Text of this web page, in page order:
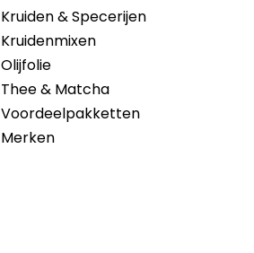
Kruiden & Specerijen
Kruidenmixen
Olijfolie
Thee & Matcha
Voordeelpakketten
Merken